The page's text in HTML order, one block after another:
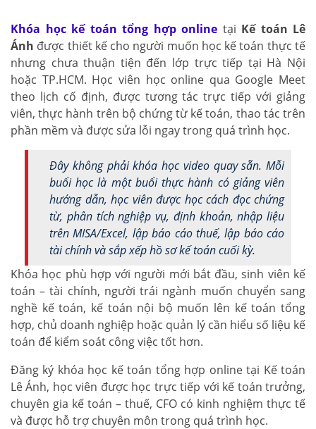
Khóa học kế toán tổng hợp online tại Kế toán Lê
Ánh được thiết kế cho người muốn học kế toán thực tế
nhưng chưa thuận tiện đến lớp trực tiếp tại Hà Nội
hoặc TP.HCM. Học viên học online qua Google Meet
theo lịch cố định, được tương tác trực tiếp với giảng
viên, thực hành trên bộ chứng từ kế toán, thao tác trên
phần mềm và được sửa lỗi ngay trong quá trình học.
Đây không phải khóa học video quay sẵn. Mỗi
buổi học là một buổi thực hành có giảng viên
hướng dẫn, học viên được học cách đọc chứng
từ, phân tích nghiệp vụ, định khoản, nhập liệu
trên MISA/Excel, lập báo cáo thuế, lập báo cáo
tài chính và sắp xếp hồ sơ kế toán cuối kỳ.
Khóa học phù hợp với người mới bắt đầu, sinh viên kế
toán – tài chính, người trái ngành muốn chuyển sang
nghề kế toán, kế toán nội bộ muốn lên kế toán tổng
hợp, chủ doanh nghiệp hoặc quản lý cần hiểu số liệu kế
toán để kiểm soát công việc tốt hơn.
Đăng ký khóa học kế toán tổng hợp online tại Kế toán
Lê Ánh, học viên được học trực tiếp với kế toán trưởng,
chuyên gia kế toán – thuế, CFO có kinh nghiệm thực tế
và được hỗ trợ chuyên môn trong quá trình học.